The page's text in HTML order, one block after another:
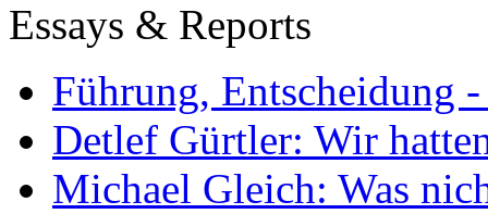
Essays & Reports
Führung, Entscheidung
Detlef Gürtler: Wir
Michael Gleich: Was